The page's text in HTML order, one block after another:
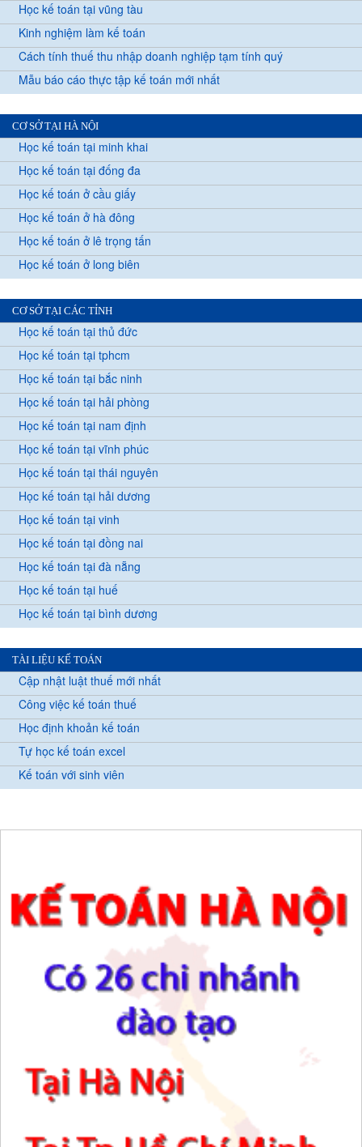
Học kế toán tại vũng tàu
Kinh nghiệm làm kế toán
Cách tính thuế thu nhập doanh nghiệp tạm tính quý
Mẫu báo cáo thực tập kế toán mới nhất
CƠ SỞ TẠI HÀ NỘI
Học kế toán tại minh khai
Học kế toán tại đống đa
Học kế toán ở cầu giấy
Học kế toán ở hà đông
Học kế toán ở lê trọng tấn
Học kế toán ở long biên
CƠ SỞ TẠI CÁC TỈNH
Học kế toán tại thủ đức
Học kế toán tại tphcm
Học kế toán tại bắc ninh
Học kế toán tại hải phòng
Học kế toán tại nam định
Học kế toán tại vĩnh phúc
Học kế toán tại thái nguyên
Học kế toán tại hải dương
Học kế toán tại vinh
Học kế toán tại đồng nai
Học kế toán tại đà nẵng
Học kế toán tại huế
Học kế toán tại bình dương
TÀI LIỆU KẾ TOÁN
Cập nhật luật thuế mới nhất
Công việc kế toán thuế
Học định khoản kế toán
Tự học kế toán excel
Kế toán với sinh viên